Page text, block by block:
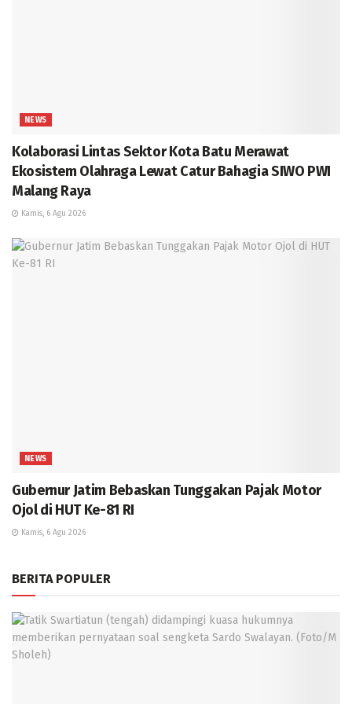
NEWS
Kolaborasi Lintas Sektor Kota Batu Merawat
Ekosistem Olahraga Lewat Catur Bahagia SIWO PWI
Malang Raya
Kamis, 6 Agu 2026
NEWS
Gubernur Jatim Bebaskan Tunggakan Pajak Motor
Ojol di HUT Ke-81 RI
Kamis, 6 Agu 2026
BERITA POPULER